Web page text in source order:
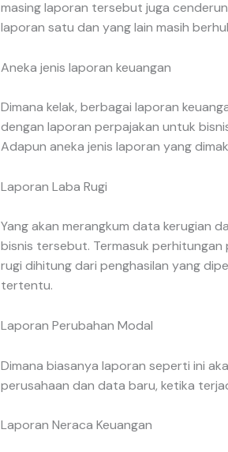
masing laporan tersebut juga
laporan satu dan yang lain masih
Aneka jenis laporan keuangan
Dimana kelak, berbagai laporan
dengan laporan perpajakan untuk
Adapun aneka jenis laporan yang
Laporan Laba Rugi
Yang akan merangkum data kerugian
bisnis tersebut. Termasuk perhitungan
rugi dihitung dari penghasilan yang
tertentu.
Laporan Perubahan Modal
Dimana biasanya laporan seperti ini
perusahaan dan data baru, ketika
Laporan Neraca Keuangan